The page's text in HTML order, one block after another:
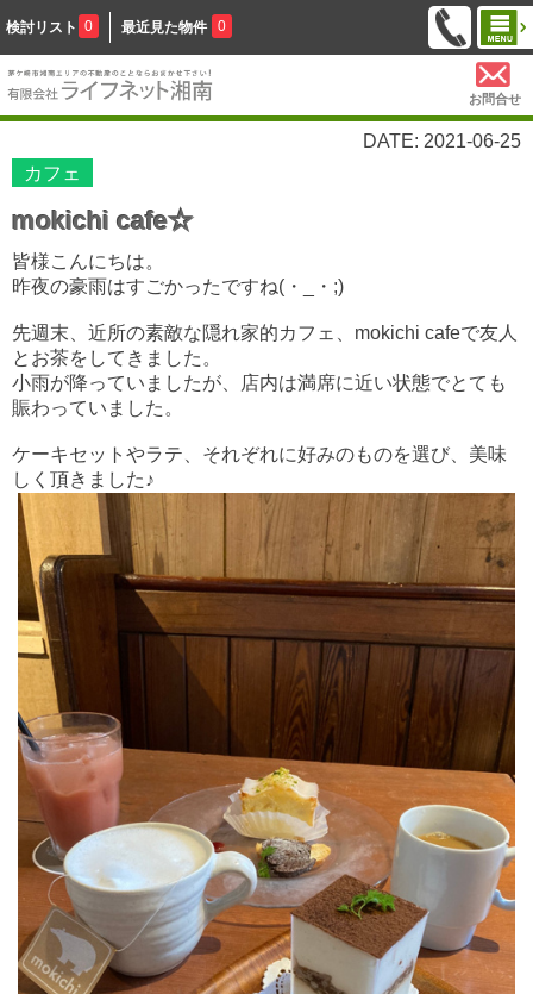
検討リスト 0 最近見た物件 0
お問合せ
DATE: 2021-06-25
カフェ
mokichi cafe☆
皆様こんにちは。
昨夜の豪雨はすごかったですね(・_・;)
先週末、近所の素敵な隠れ家的カフェ、mokichi cafeで友人
とお茶をしてきました。
小雨が降っていましたが、店内は満席に近い状態でとても
賑わっていました。
ケーキセットやラテ、それぞれに好みのものを選び、美味
しく頂きました♪